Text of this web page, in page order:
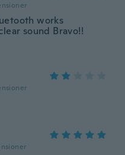
works
sound Bravo!!